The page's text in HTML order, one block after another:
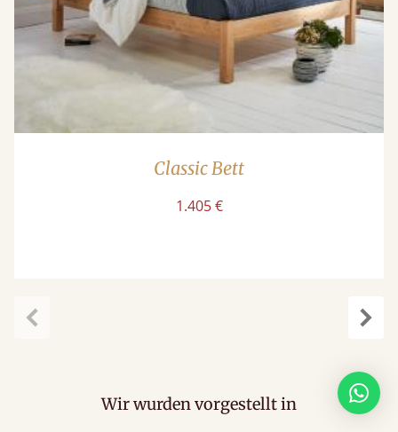
Classic Bett
1.405 €
Wir wurden vorgestellt in